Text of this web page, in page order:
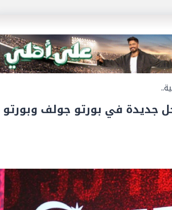
جديدة في بورتو جولف وبورتو